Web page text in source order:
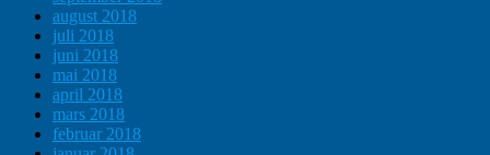
august 2018
juli 2018
juni 2018
mai 2018
april 2018
mars 2018
februar 2018